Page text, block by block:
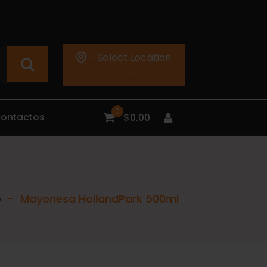
- Select Location
-
ontactos 0 $0.00
- Mayonesa HollandPark 500ml